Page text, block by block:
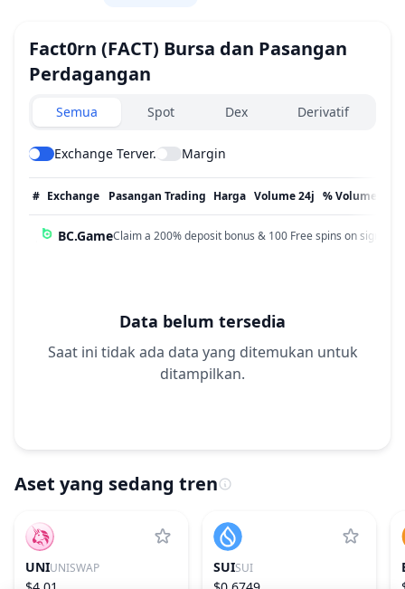
Fact0rn (FACT) Bursa dan Pasangan
Perdagangan
Exchanges type
Semua Spot Dex Derivatif
Exchange Terver. Margin
# Exchange Pasangan Trading Harga Volume 24j % Volume
BC.GameClaim a 200% deposit bonus & 100 Free spins on sign up!
Data belum tersedia
Saat ini tidak ada data yang ditemukan untuk
ditampilkan.
Aset yang sedang tren
UNIUNISWAP SUISUI